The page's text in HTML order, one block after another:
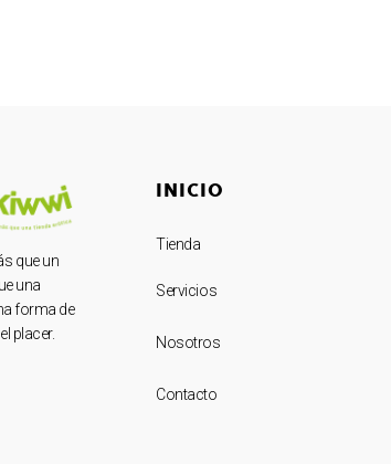
que un
una
forma de
placer.
INICIO
Tienda
Servicios
Nosotros
Contacto